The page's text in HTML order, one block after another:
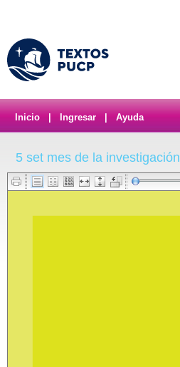
Inicio Ingresar Ayuda
5 set mes de la investigación